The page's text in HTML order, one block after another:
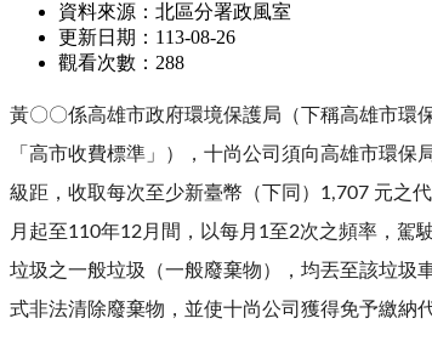
資料來源：北區分署政風室
更新日期：113-08-26
觀看次數：288
黃〇〇係高雄市政府環境保護局（下稱高雄市
「高市收費標準」），十尚公司須向高雄市環
級距，收取每次至少新臺幣（下同）1,707 元之
月起至110年12月間，以每月1至2次之頻率，駕
垃圾之一般垃圾（一般廢棄物），均丟至該垃圾
式非法清除廢棄物，並使十尚公司獲得免予繳納